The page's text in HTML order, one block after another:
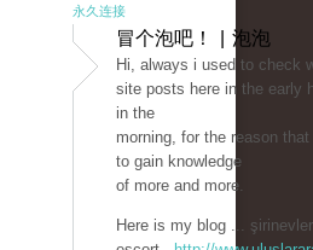
永久连接
冒个泡吧！ | 泡泡
Hi, always i used to check
site posts here in the early
in the
morning, for the reason
to gain knowledge
of more and more.
Here is my blog ... şirinevler